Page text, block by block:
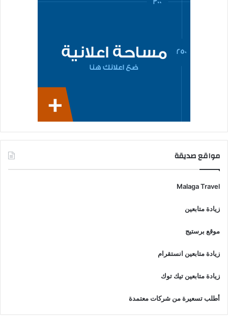
مواقع صديقة
Malaga Travel
زيادة متابعين
موقع برستيج
زيادة متابعين انستقرام
زيادة متابعين تيك توك
أطلب تسعيرة من شركات معتمدة